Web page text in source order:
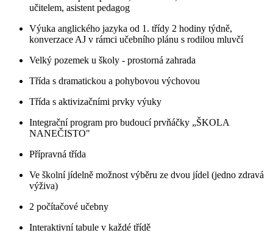
učitelem, asistent pedagog
Výuka anglického jazyka od 1. třídy 2 hodiny týdně,
konverzace AJ v rámci učebního plánu s rodilou mluvčí
Velký pozemek u školy - prostorná zahrada
Třída s dramatickou a pohybovou výchovou
Třída s aktivizačními prvky výuky
Integrační program pro budoucí prvňáčky „ŠKOLA
NANEČISTO"
Přípravná třída
Ve školní jídelně možnost výběru ze dvou jídel (jedno zdravá
výživa)
2 počítačové učebny
Interaktivní tabule v každé třídě